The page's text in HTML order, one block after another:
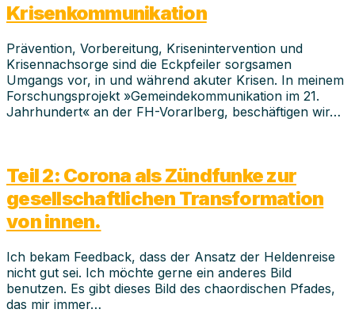
Krisenkommunikation
Prävention, Vorbereitung, Krisenintervention und
Krisennachsorge sind die Eckpfeiler sorgsamen
Umgangs vor, in und während akuter Krisen. In meinem
Forschungsprojekt »Gemeindekommunikation im 21.
Jahrhundert« an der FH-Vorarlberg, beschäftigen wir…
Teil 2: Corona als Zündfunke zur
gesellschaftlichen Transformation
von innen.
Ich bekam Feedback, dass der Ansatz der Heldenreise
nicht gut sei. Ich möchte gerne ein anderes Bild
benutzen. Es gibt dieses Bild des chaordischen Pfades,
das mir immer…